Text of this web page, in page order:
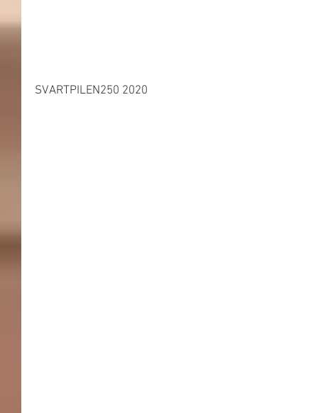
SVARTPILEN250 2020